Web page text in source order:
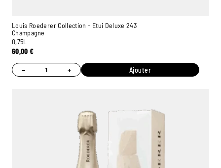
Louis Roederer Collection - Etui Deluxe 243
Champagne
0,75L
60,00€
− + Ajouter